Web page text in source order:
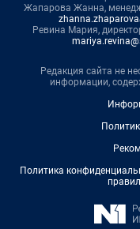
Жапарова Жанна,
Ревина Мария,
Редакция сайта не
информации,
Политика